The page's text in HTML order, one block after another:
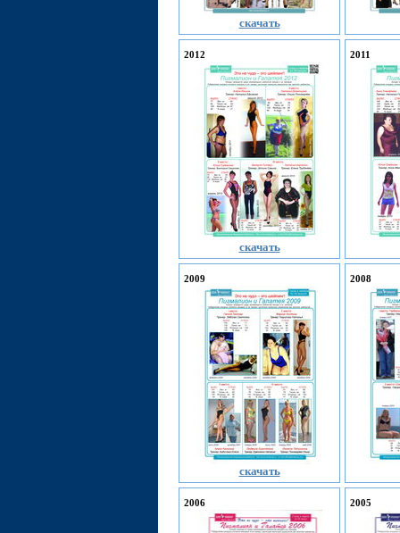
скачать
2012
скачать
2011
2009
скачать
2008
2006 2005